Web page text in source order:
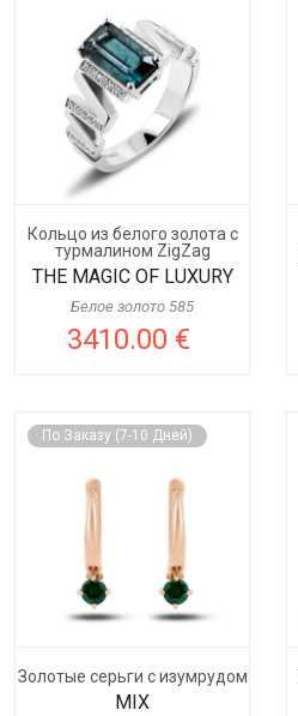
Кольцо из белого золота с
турмалином ZigZag
THE MAGIC OF LUXURY
Белое золото 585
3410.00 €
По Заказу (7-10 Дней)
Золотые серьги с изумрудом
MIX